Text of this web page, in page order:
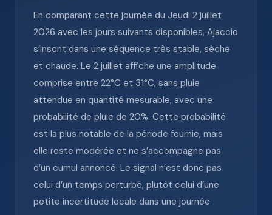
En comparant cette journée du Jeudi 2 juillet
2026 avec les jours suivants disponibles, Ajaccio
s’inscrit dans une séquence très stable, sèche
et chaude. Le 2 juillet affiche une amplitude
comprise entre 22°C et 31°C, sans pluie
attendue en quantité mesurable, avec une
probabilité de pluie de 20%. Cette probabilité
est la plus notable de la période fournie, mais
elle reste modérée et ne s’accompagne pas
d’un cumul annoncé. Le signal n’est donc pas
celui d’un temps perturbé, plutôt celui d’une
petite incertitude locale dans une journée